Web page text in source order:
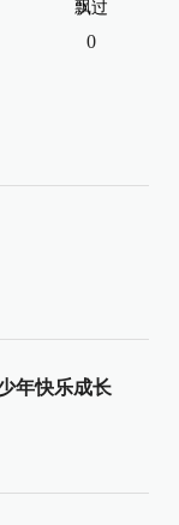
飘过
0
年快乐成长